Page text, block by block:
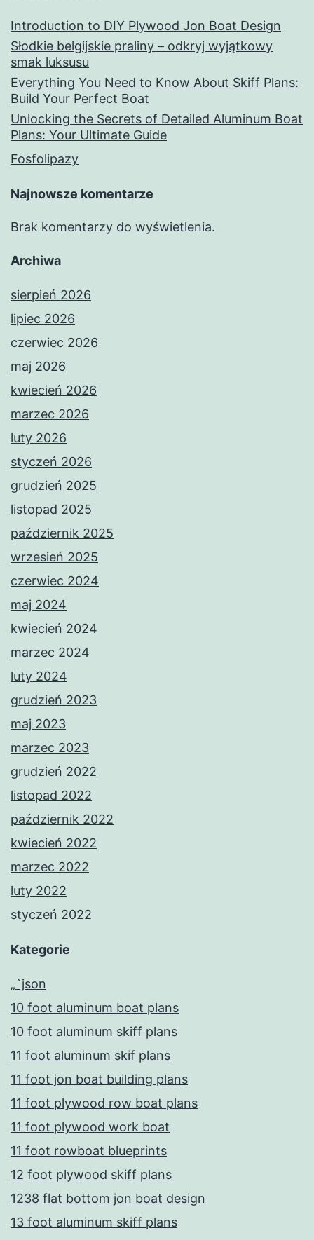
Introduction to DIY Plywood Jon Boat Design
Słodkie belgijskie praliny – odkryj wyjątkowy
smak luksusu
Everything You Need to Know About Skiff Plans:
Build Your Perfect Boat
Unlocking the Secrets of Detailed Aluminum Boat
Plans: Your Ultimate Guide
Fosfolipazy
Najnowsze komentarze
Brak komentarzy do wyświetlenia.
Archiwa
sierpień 2026
lipiec 2026
czerwiec 2026
maj 2026
kwiecień 2026
marzec 2026
luty 2026
styczeń 2026
grudzień 2025
listopad 2025
październik 2025
wrzesień 2025
czerwiec 2024
maj 2024
kwiecień 2024
marzec 2024
luty 2024
grudzień 2023
maj 2023
marzec 2023
grudzień 2022
listopad 2022
październik 2022
kwiecień 2022
marzec 2022
luty 2022
styczeń 2022
Kategorie
„`json
10 foot aluminum boat plans
10 foot aluminum skiff plans
11 foot aluminum skif plans
11 foot jon boat building plans
11 foot plywood row boat plans
11 foot plywood work boat
11 foot rowboat blueprints
12 foot plywood skiff plans
1238 flat bottom jon boat design
13 foot aluminum skiff plans